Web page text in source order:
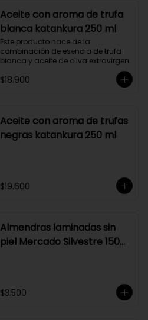
Aceite con aroma de trufa
blanca katankura 250 ml
Este producto nace de la
combinación de esencia de trufa
blanca y aceite de oliva extravirgen.
$18.900
Aceite con aroma de trufas
negras katankura 250 ml
$19.600
Almendras laminadas sin
piel Mercado Silvestre 150
$3.500